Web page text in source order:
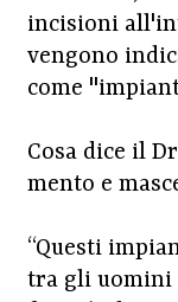
incisioni
vengono
come
Cosa dice il
mento e
“Questi
tra gli uomini